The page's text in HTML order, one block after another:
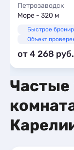
Петрозаводск
Море - 320 м
Быстрое
Объект
от 4 268
Частые